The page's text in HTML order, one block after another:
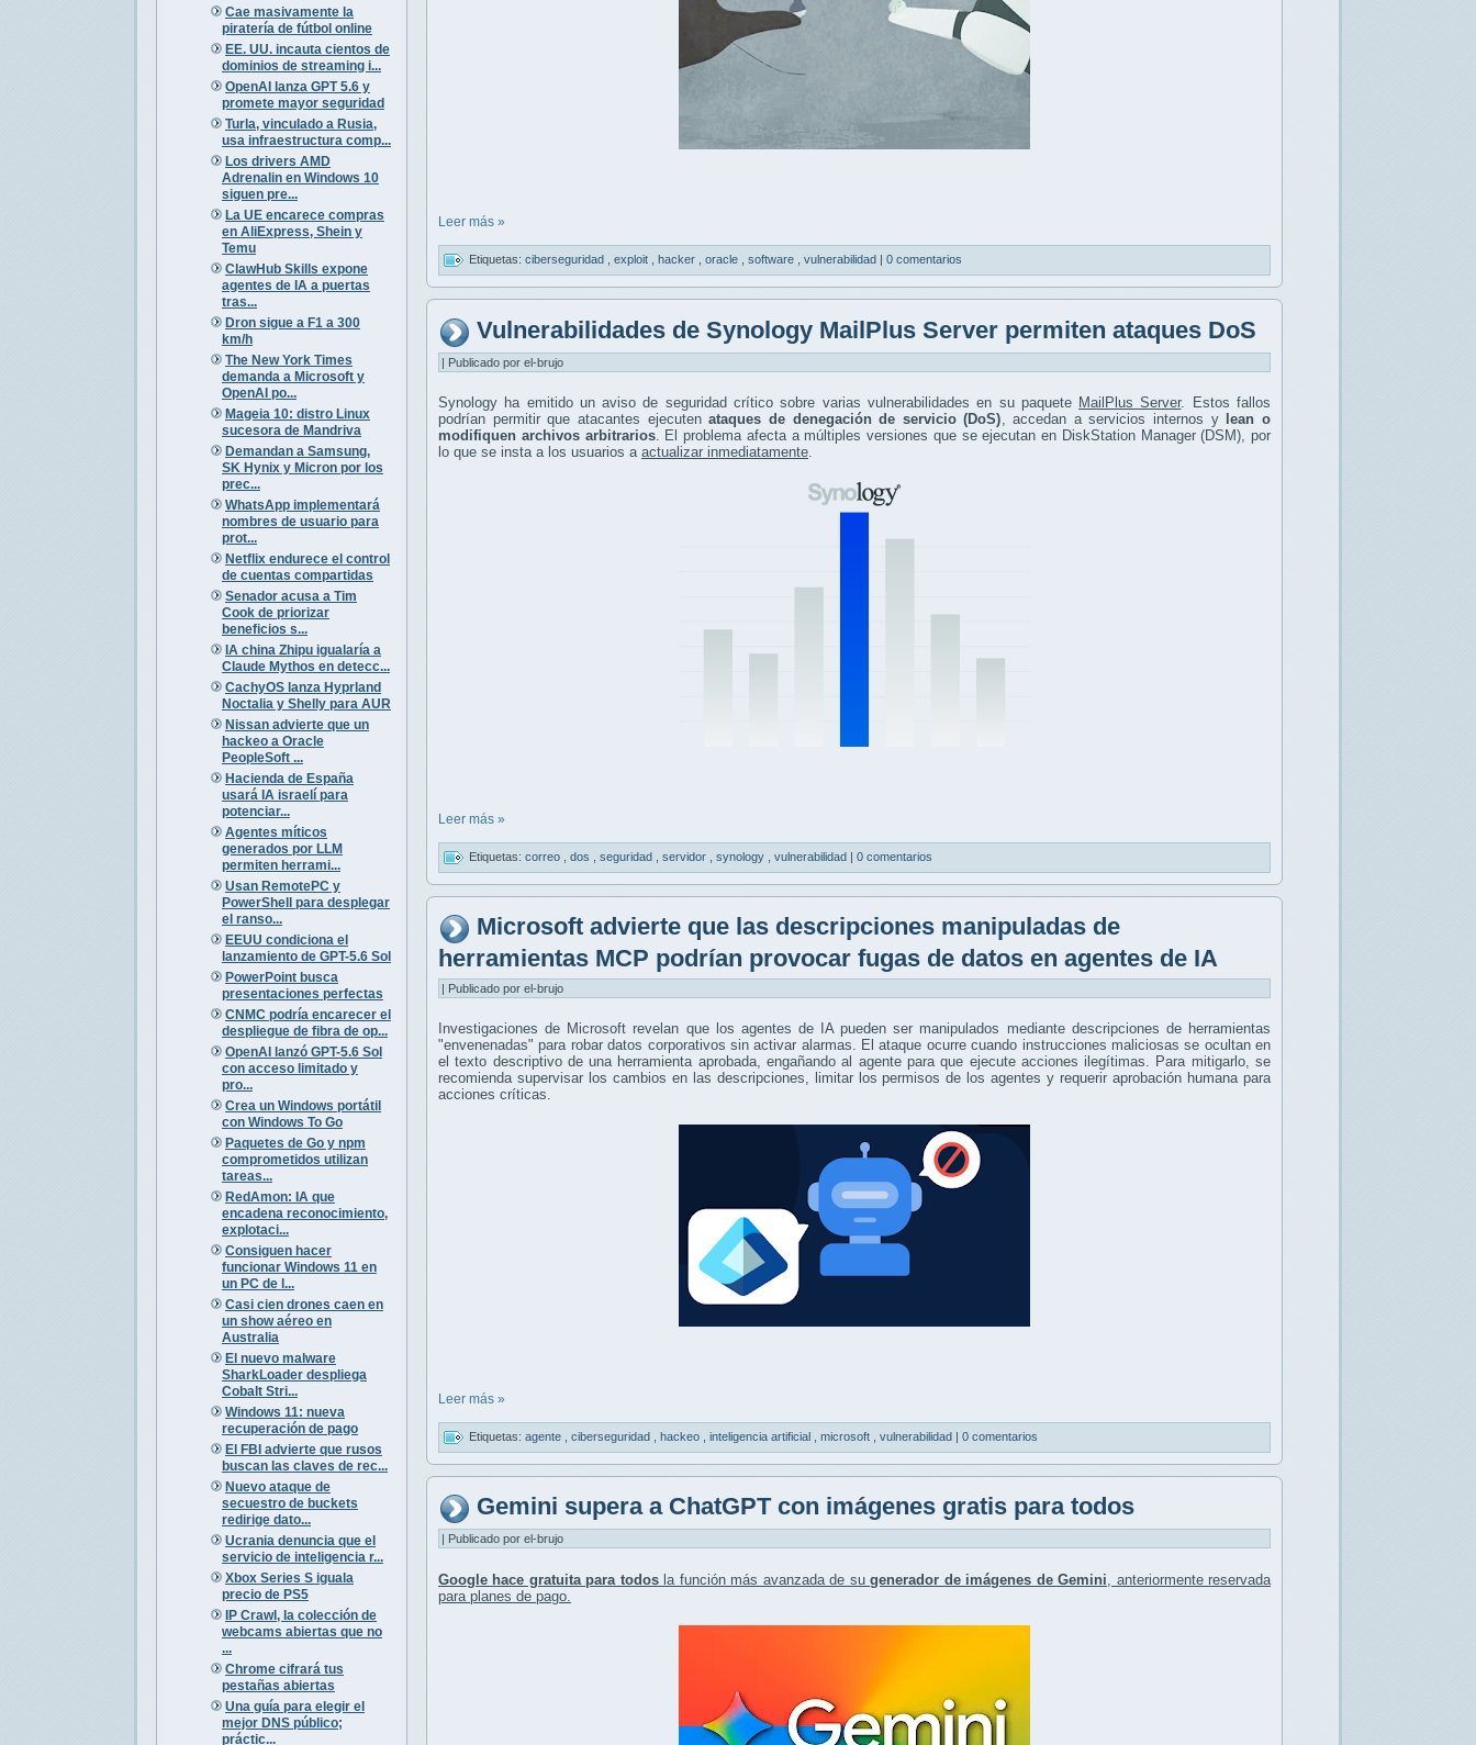
Cae masivamente la
piratería de fútbol online
EE. UU. incauta cientos de
dominios de streaming i...
OpenAI lanza GPT 5.6 y
promete mayor seguridad
Turla, vinculado a Rusia,
usa infraestructura comp...
Los drivers AMD
Adrenalin en Windows 10
siguen pre...
La UE encarece compras
en AliExpress, Shein y
Temu
ClawHub Skills expone
agentes de IA a puertas
tras...
Dron sigue a F1 a 300
km/h
The New York Times
demanda a Microsoft y
OpenAI po...
Mageia 10: distro Linux
sucesora de Mandriva
Demandan a Samsung,
SK Hynix y Micron por los
prec...
WhatsApp implementará
nombres de usuario para
prot...
Netflix endurece el control
de cuentas compartidas
Senador acusa a Tim
Cook de priorizar
beneficios s...
IA china Zhipu igualaría a
Claude Mythos en detecc...
CachyOS lanza Hyprland
Noctalia y Shelly para AUR
Nissan advierte que un
hackeo a Oracle
PeopleSoft ...
Hacienda de España
usará IA israelí para
potenciar...
Agentes míticos
generados por LLM
permiten herrami...
Usan RemotePC y
PowerShell para desplegar
el ranso...
EEUU condiciona el
lanzamiento de GPT-5.6 Sol
PowerPoint busca
presentaciones perfectas
CNMC podría encarecer el
despliegue de fibra de op...
OpenAI lanzó GPT-5.6 Sol
con acceso limitado y
pro...
Crea un Windows portátil
con Windows To Go
Paquetes de Go y npm
comprometidos utilizan
tareas...
RedAmon: IA que
encadena reconocimiento,
explotaci...
Consiguen hacer
funcionar Windows 11 en
un PC de l...
Casi cien drones caen en
un show aéreo en
Australia
El nuevo malware
SharkLoader despliega
Cobalt Stri...
Windows 11: nueva
recuperación de pago
El FBI advierte que rusos
buscan las claves de rec...
Nuevo ataque de
secuestro de buckets
redirige dato...
Ucrania denuncia que el
servicio de inteligencia r...
Xbox Series S iguala
precio de PS5
IP Crawl, la colección de
webcams abiertas que no
...
Chrome cifrará tus
pestañas abiertas
Una guía para elegir el
mejor DNS público;
práctic...
Leer más »
Etiquetas: ciberseguridad exploit hacker oracle software vulnerabilidad | 0 comentarios
Vulnerabilidades de Synology MailPlus Server permiten ataques DoS
| Publicado por el-brujo
Synology ha emitido un aviso de seguridad crítico sobre varias vulnerabilidades en su paquete MailPlus Server. Estos fallos
podrían permitir que atacantes ejecutenataques de denegación de servicio (DoS), accedan a servicios internos y
lean o
modifiquen archivos arbitrarios. El problema afecta a múltiples versiones que se ejecutan en DiskStation Manager (DSM), por
lo que se insta a los usuarios a actualizar inmediatamente.
Leer más »
Etiquetas: correo dos seguridad servidor synology vulnerabilidad | 0 comentarios
Microsoft advierte que las descripciones manipuladas de
herramientas MCP podrían provocar fugas de datos en agentes de IA
| Publicado por el-brujo
Investigaciones de Microsoft revelan que los agentes de IA pueden ser manipulados mediante descripciones de herramientas
"envenenadas" para robar datos corporativos sin activar alarmas. El ataque ocurre cuando instrucciones maliciosas se ocultan en
el texto descriptivo de una herramienta aprobada, engañando al agente para que ejecute acciones ilegítimas. Para mitigarlo, se
recomienda supervisar los cambios en las descripciones, limitar los permisos de los agentes y requerir aprobación humana para
acciones críticas.
Leer más »
Etiquetas: agente ciberseguridad hackeo inteligencia artificial microsoft vulnerabilidad | 0 comentarios
Gemini supera a ChatGPT con imágenes gratis para todos
| Publicado por el-brujo
Google hace gratuita para todosla función más avanzada de sugenerador de imágenes de Gemini , anteriormente reservada
para planes de pago.